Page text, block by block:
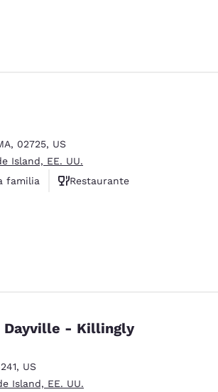
, 02725, US
Island, EE. UU.
familia
Restaurante
3 reseñas
Dayville - Killingly
, US
Island, EE. UU.